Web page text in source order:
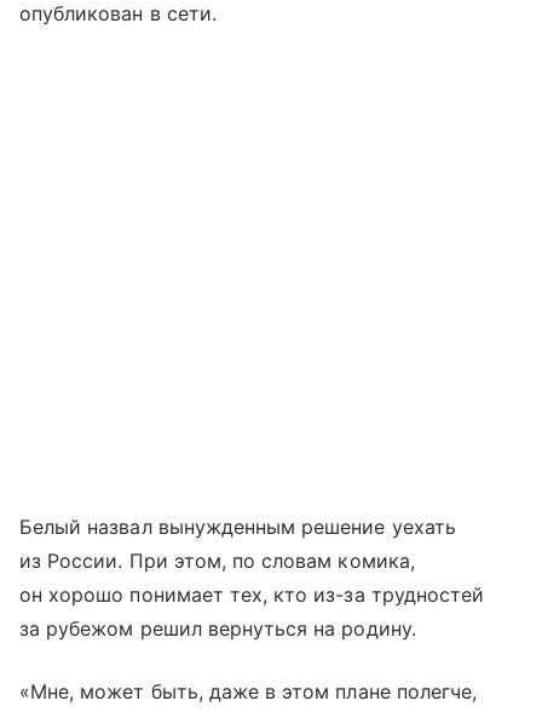
опубликован в сети.
Белый назвал вынужденным решение уехать
из России. При этом, по словам комика,
он хорошо понимает тех, кто из-за трудностей
за рубежом решил вернуться на родину.
«Мне, может быть, даже в этом плане полегче,